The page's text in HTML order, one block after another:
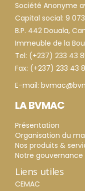
Société Anonyme
Capital social: 9
B.P. 442 Douala,
Immeuble de la
Tel: (+237) 233 43
Fax: (+237) 233 43
E-mail:
LA BVMAC
Présentation
Organisation du
Nos produits &
Notre gouvernance
Liens utiles
CEMAC